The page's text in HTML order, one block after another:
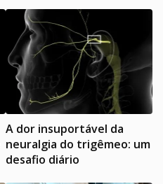
A dor insuportável da
neuralgia do trigêmeo: um
desafio diário